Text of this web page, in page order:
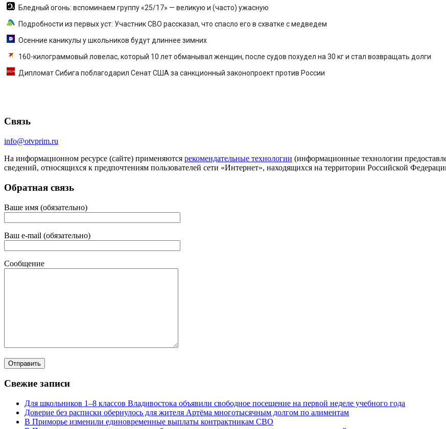
Бледный огонь: вспоминаем группу «25/17» — великую и (часто) ужасную
Подробности из первых уст: Участник СВО рассказал, что спасло его в схватке с медведем
Осенние каникулы у школьников будут длиннее зимних
160-килограммовый ловелас, который 10 лет обманывал женщин, после судов похудел на 30 кг и стал возвращать долги
Дипломат Сибига поблагодарил Сенат США за санкционный законопроект против России
Связь
info@otvprim.ru
На информационном ресурсе (сайте) применяются рекомендательные технологии (информационные технологии
сведений, относящихся к предпочтениям пользователей сети «Интернет», находящихся на территории Российской
Обратная связь
Ваше имя (обязательно)
Ваш e-mail (обязательно)
Сообщение
Свежие записи
Для школьников 1–8 классов Владивостока объявили свободное посещение на первой неделе учебного года
Доверие без расписки обернулось для жителя Артёма многотысячным долгом по алиментам
В Приморье изменили единовременные выплаты контрактникам СВО